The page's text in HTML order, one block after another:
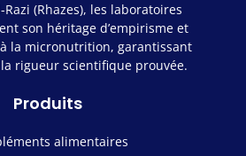
(Rhazes), les laboratoires
son héritage d’empirisme et
la micronutrition, garantissant
rigueur scientifique prouvée.
Produits
alimentaires